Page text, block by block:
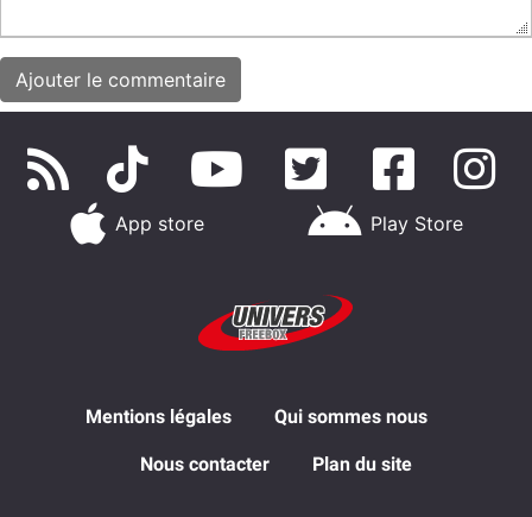
App store Play Store
Mentions légales Qui sommes nous
Nous contacter Plan du site